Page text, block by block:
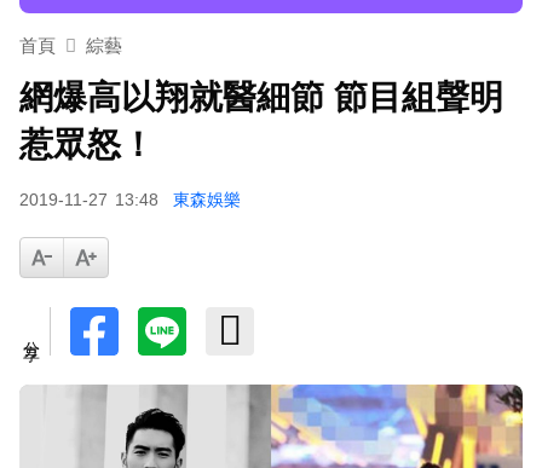
首頁 綜藝
網爆高以翔就醫細節 節目組聲明
惹眾怒！
2019-11-27 13:48 東森娛樂